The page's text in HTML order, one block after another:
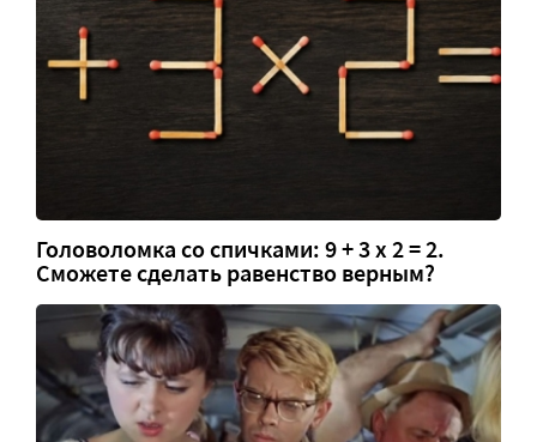
Головоломка со спичками: 9 + 3 х 2 = 2.
Сможете сделать равенство верным?